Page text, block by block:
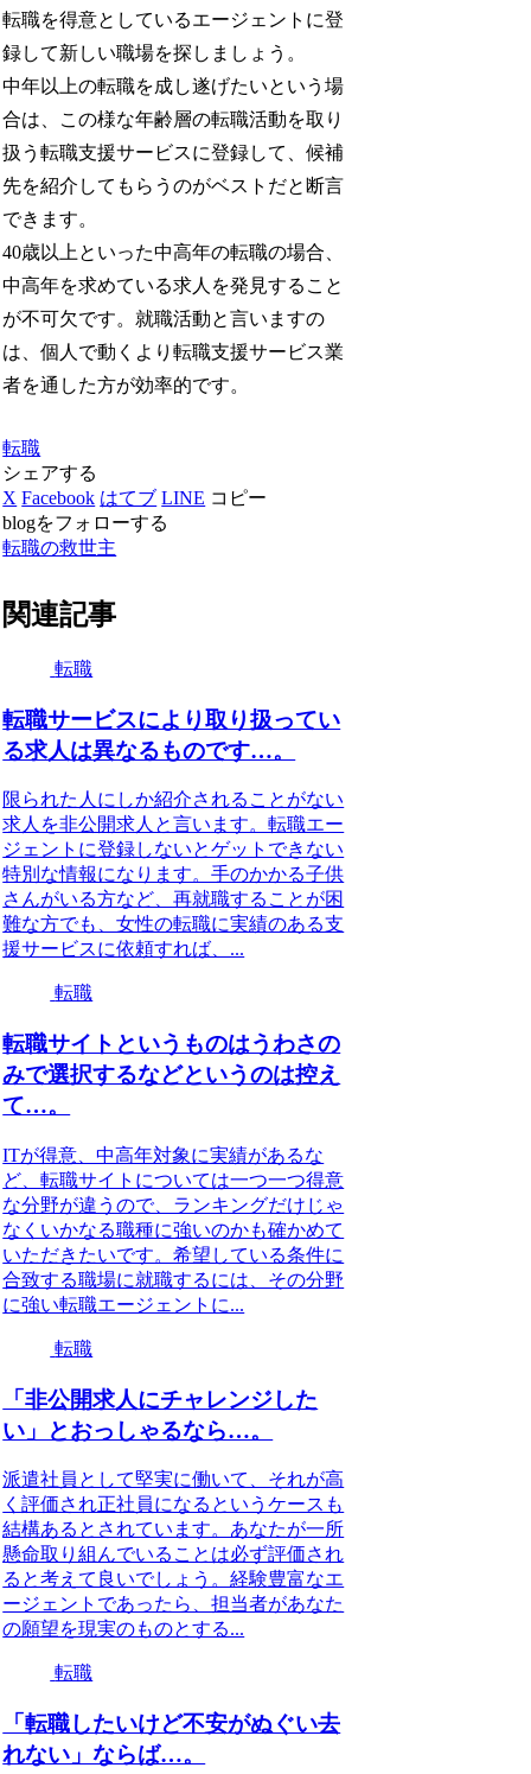
転職を得意としているエージェントに登
録して新しい職場を探しましょう。
中年以上の転職を成し遂げたいという場
合は、この様な年齢層の転職活動を取り
扱う転職支援サービスに登録して、候補
先を紹介してもらうのがベストだと断言
できます。
40歳以上といった中高年の転職の場合、
中高年を求めている求人を発見すること
が不可欠です。就職活動と言いますの
は、個人で動くより転職支援サービス業
者を通した方が効率的です。
転職
シェアする
X Facebook はてブ LINE コピー
blogをフォローする
転職の救世主
関連記事
転職
転職サービスにより取り扱ってい
る求人は異なるものです…。
限られた人にしか紹介されることがない
求人を非公開求人と言います。転職エー
ジェントに登録しないとゲットできない
特別な情報になります。手のかかる子供
さんがいる方など、再就職することが困
難な方でも、女性の転職に実績のある支
援サービスに依頼すれば、...
転職
転職サイトというものはうわさの
みで選択するなどというのは控え
て…。
ITが得意、中高年対象に実績があるな
ど、転職サイトについては一つ一つ得意
な分野が違うので、ランキングだけじゃ
なくいかなる職種に強いのかも確かめて
いただきたいです。希望している条件に
合致する職場に就職するには、その分野
に強い転職エージェントに...
転職
「非公開求人にチャレンジした
い」とおっしゃるなら…。
派遣社員として堅実に働いて、それが高
く評価され正社員になるというケースも
結構あるとされています。あなたが一所
懸命取り組んでいることは必ず評価され
ると考えて良いでしょう。経験豊富なエ
ージェントであったら、担当者があなた
の願望を現実のものとする...
転職
「転職したいけど不安がぬぐい去
れない」ならば…。